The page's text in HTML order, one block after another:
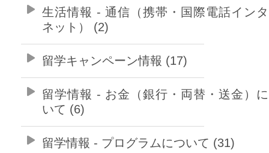
生活情報 - 通信（携帯・国際電話イン
ネット） (2)
留学キャンペーン情報 (17)
留学情報 - お金（銀行・両替・送金）
いて (6)
留学情報 - プログラムについて (31)